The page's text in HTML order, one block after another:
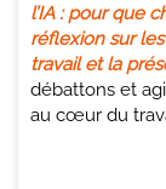
l’IA : pour que
réflexion sur
travail et la
débattons et
au cœur du